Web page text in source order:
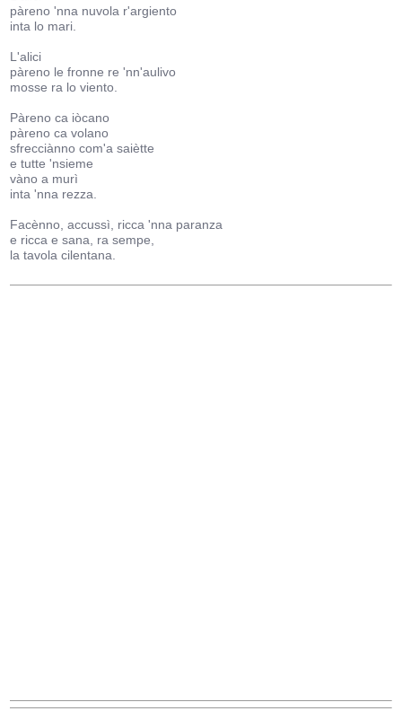
pàreno 'nna nuvola r'argiento
inta lo mari.
L'alici
pàreno le fronne re 'nn'aulivo
mosse ra lo viento.
Pàreno ca iòcano
pàreno ca volano
sfrecciànno com'a saiètte
e tutte 'nsieme
vàno a murì
inta 'nna rezza.
Facènno, accussì, ricca 'nna paranza
e ricca e sana, ra sempe,
la tavola cilentana.